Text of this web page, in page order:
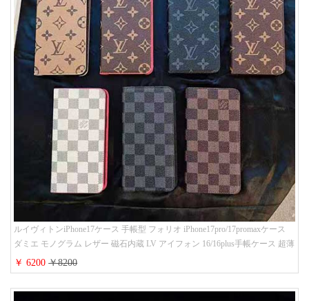
ルイヴィトンiPhone17ケース 手帳型 フォリオ iPhone17pro/17promaxケース
ダミエ モノグラム レザー 磁石内蔵 LV アイフォン 16/16plus手帳ケース 超薄
ビジネス風 メンズ レディース おしゃれ ブランドiphone15/14/13手帳型スマ
ホケース お 揃い
￥ 6200￥8200